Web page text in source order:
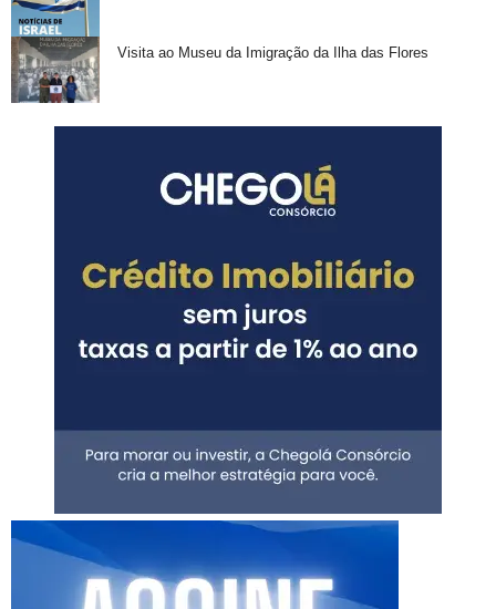
Visita ao Museu da Imigração da Ilha das Flores